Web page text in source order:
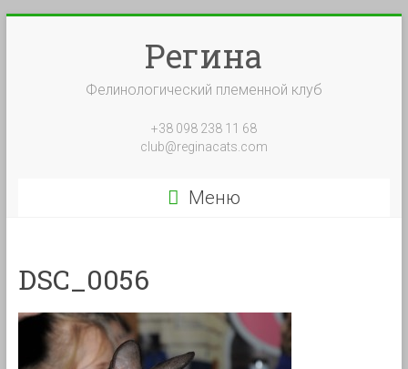
Регина
Фелинологический племенной клуб
+38 098 238 11 68
club@reginacats.com
Меню
DSC_0056